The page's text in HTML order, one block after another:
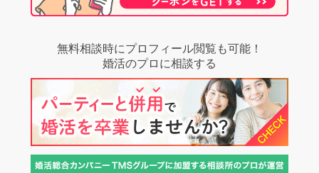
無料相談時にプロフィール閲覧も可能！
婚活のプロに相談する